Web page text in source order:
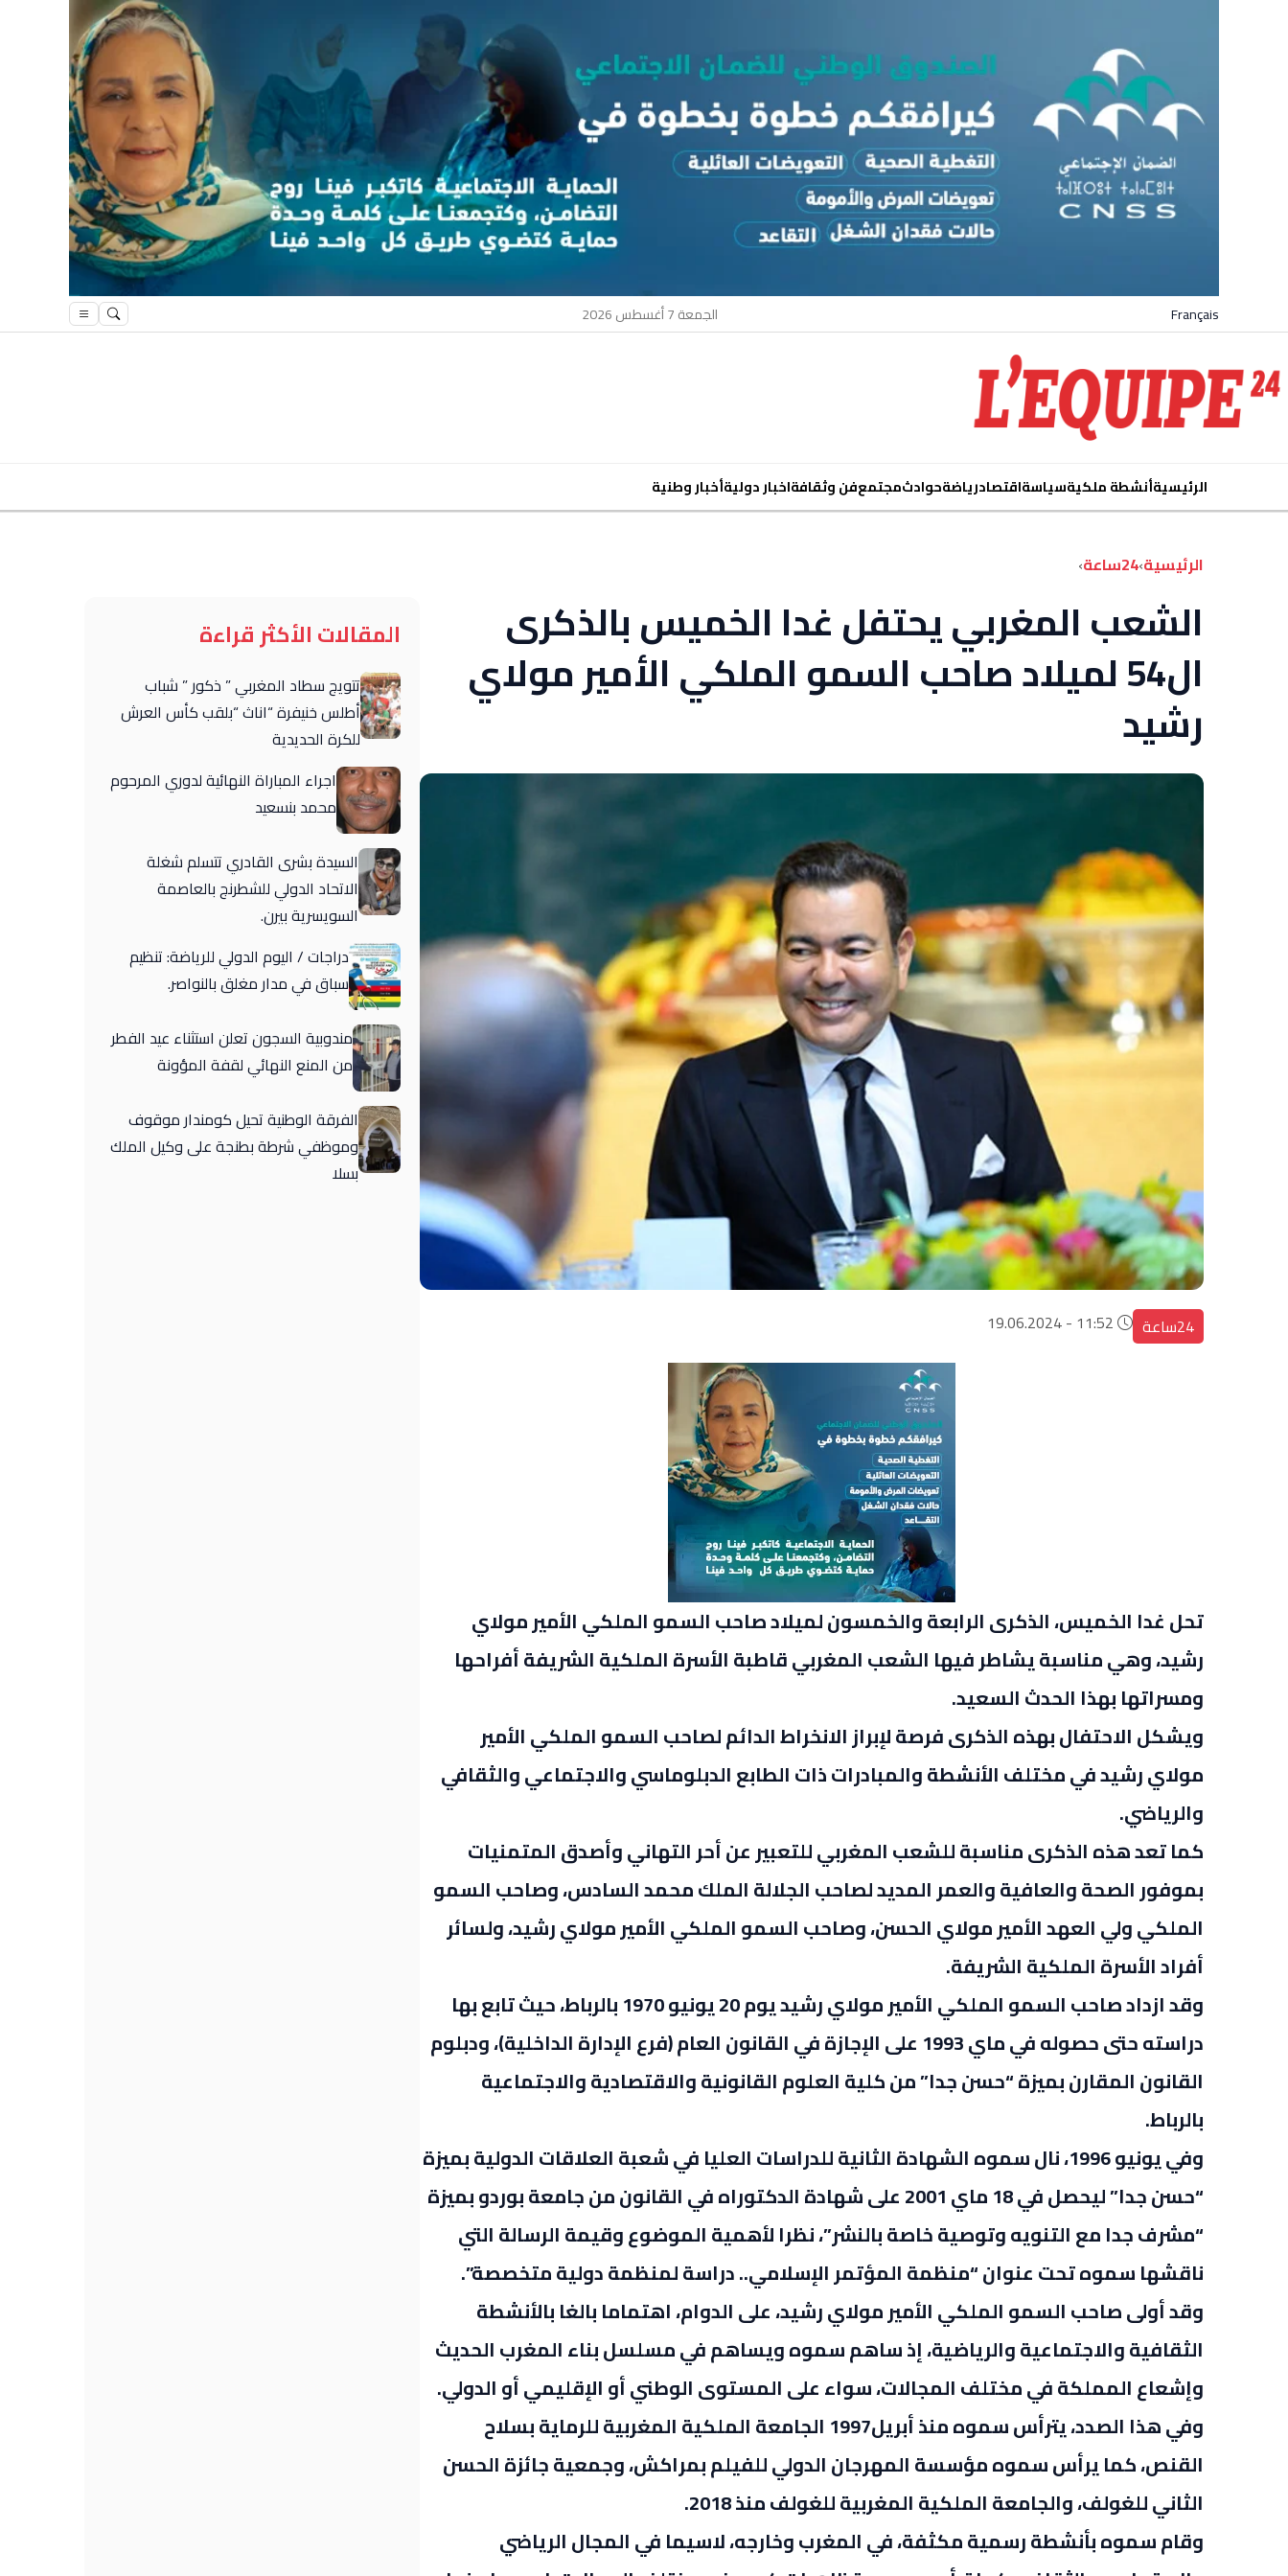
Français الجمعة 7 أغسطس 2026
الرئيسيةأنشطة ملكيةسياسةاقتصادرياضةحوادثمجتمعفن وثقافةاخبار دوليةأخبار وطنية
الرئيسية›24ساعة ›
الشعب المغربي يحتفل غدا الخميس بالذكرى
ال54 لميلاد صاحب السمو الملكي الأمير مولاي
رشيد
24ساعة
تحل غدا الخميس، الذكرى الرابعة والخمسون لميلاد صاحب السمو الملكي الأمير مولاي
رشيد، وهي مناسبة يشاطر فيها الشعب المغربي قاطبة الأسرة الملكية الشريفة أفراحها
ومسراتها بهذا الحدث السعيد.
ويشكل الاحتفال بهذه الذكرى فرصة لإبراز الانخراط الدائم لصاحب السمو الملكي الأمير
مولاي رشيد في مختلف الأنشطة والمبادرات ذات الطابع الدبلوماسي والاجتماعي والثقافي
والرياضي.
كما تعد هذه الذكرى مناسبة للشعب المغربي للتعبير عن أحر التهاني وأصدق المتمنيات
بموفور الصحة والعافية والعمر المديد لصاحب الجلالة الملك محمد السادس، وصاحب السمو
الملكي ولي العهد الأمير مولاي الحسن، وصاحب السمو الملكي الأمير مولاي رشيد، ولسائر
أفراد الأسرة الملكية الشريفة.
وقد ازداد صاحب السمو الملكي الأمير مولاي رشيد يوم 20 يونيو 1970 بالرباط، حيث تابع بها
دراسته حتى حصوله في ماي 1993 على الإجازة في القانون العام (فرع الإدارة الداخلية)، ودبلوم
القانون المقارن بميزة “حسن جدا” من كلية العلوم القانونية والاقتصادية والاجتماعية
بالرباط.
وفي يونيو 1996، نال سموه الشهادة الثانية للدراسات العليا في شعبة العلاقات الدولية بميزة
“حسن جدا” ليحصل في 18 ماي 2001 على شهادة الدكتوراه في القانون من جامعة بوردو بميزة
“مشرف جدا مع التنويه وتوصية خاصة بالنشر”، نظرا لأهمية الموضوع وقيمة الرسالة التي
ناقشها سموه تحت عنوان “منظمة المؤتمر الإسلامي.. دراسة لمنظمة دولية متخصصة”.
وقد أولى صاحب السمو الملكي الأمير مولاي رشيد، على الدوام، اهتماما بالغا بالأنشطة
الثقافية والاجتماعية والرياضية، إذ ساهم سموه ويساهم في مسلسل بناء المغرب الحديث
وإشعاع المملكة في مختلف المجالات، سواء على المستوى الوطني أو الإقليمي أو الدولي.
وفي هذا الصدد، يترأس سموه منذ أبريل1997 الجامعة الملكية المغربية للرماية بسلاح
القنص، كما يرأس سموه مؤسسة المهرجان الدولي للفيلم بمراكش، وجمعية جائزة الحسن
الثاني للغولف، والجامعة الملكية المغربية للغولف منذ 2018.
وقام سموه بأنشطة رسمية مكثفة، في المغرب وخارجه، لاسيما في المجال الرياضي
المقالات الأكثر قراءة
تتويج سطاد المغربي ” ذكور ” شباب
أطلس خنيفرة “اناث “بلقب كأس العرش
للكرة الحديدية
اجراء المباراة النهائية لدوري المرحوم
محمد بنسعيد
السيدة بشرى القادري تتسلم شغلة
الاتحاد الدولي للشطرنج بالعاصمة
السويسرية بيرن.
دراجات / اليوم الدولي للرياضة: تنظيم
سباق في مدار مغلق بالنواصر.
مندوبية السجون تعلن استثناء عيد الفطر
من المنع النهائي لقفة المؤونة
الفرقة الوطنية تحيل كومندار موقوف
وموظفي شرطة بطنجة على وكيل الملك
بسلا